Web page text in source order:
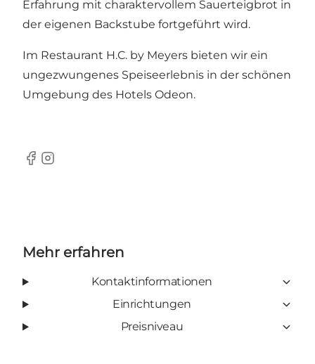
Erfahrung mit charaktervollem Sauerteigbrot in
der eigenen Backstube fortgeführt wird.
Im Restaurant H.C. by Meyers bieten wir ein
ungezwungenes Speiseerlebnis in der schönen
Umgebung des Hotels Odeon.
Facebook
Instagram
Mehr erfahren
Kontaktinformationen
Einrichtungen
Preisniveau